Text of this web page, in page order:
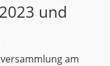
und
am